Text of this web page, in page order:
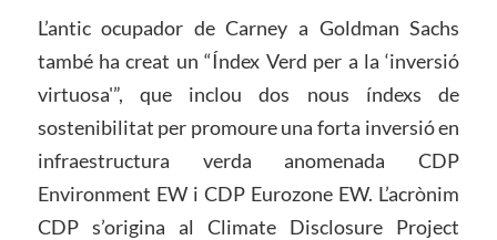
L’antic ocupador de Carney a Goldman Sachs
també ha creat un “Índex Verd per a la ‘inversió
virtuosa'”, que inclou dos nous índexs de
sostenibilitat per promoure una forta inversió en
infraestructura verda anomenada CDP
Environment EW i CDP Eurozone EW. L’acrònim
CDP s’origina al Climate Disclosure Project